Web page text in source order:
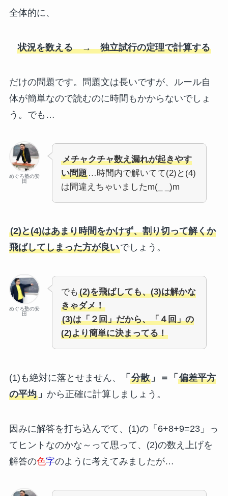
全体的に、
状況を数える → 独立試行の定理で計算する
だけの問題です。問題文は長いですが、ルール自
体が簡単なので読むのに時間もかからないでしょ
う。でも…
めぐろ塾の安
田
メチャクチャ数え漏れが起きやす
い問題…時間内で解いてて(2)と(4)
は間違えちゃいましたm(_ _)m
(2)と(4)はあまり時間をかけず、割り切って解くか
飛ばしてしまった方が良いでしょう。
めぐろ塾の安
田
でも (2)を飛ばしても、(3)は解かな
きゃダメ！
(3)は「２回」だから、「４回」の
(2)より簡単に決まってる！
(1)も絶対に落とせません、 「 分散」＝「 偏差平方
の平均」 から正確に計算しましょう。
因みに解答を打ち込んでて、(1)の「6+8+9=23」っ
てヒントなのかな～って思って、(2)の数え上げを
解答の色字のように考えてみましたが…